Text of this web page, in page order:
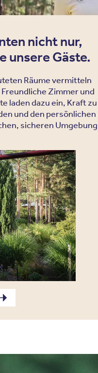
nicht nur,
unsere Gäste.
Räume vermitteln
Zimmer und
laden dazu ein, Kraft zu
und den persönlichen
sicheren Umgebung